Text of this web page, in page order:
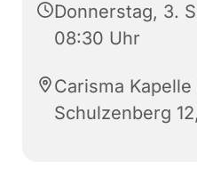
Donnerstag, 3.
08:30 Uhr
Carisma
Schulzenberg